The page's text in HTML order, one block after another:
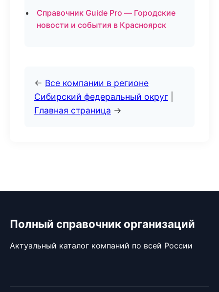
Справочник Guide Pro — Городские
новости и события в Красноярск
← Все компании в регионе
Сибирский федеральный округ
Главная страница →
Полный справочник организаций
Актуальный каталог компаний по всей России